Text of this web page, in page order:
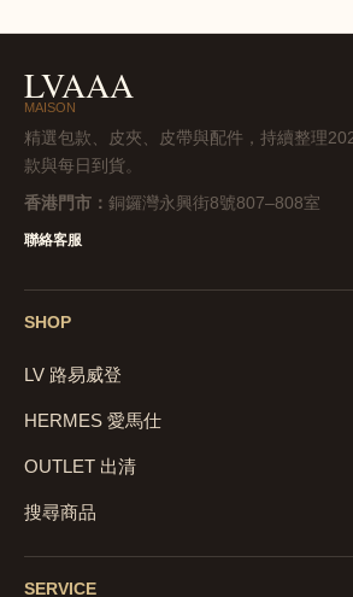
LVAAA
MAISON
精選包款、皮夾、皮帶與配件，持續整理
款與每日到貨。
香港門市： 銅鑼灣永興街8號807–808室
聯絡客服
SHOP
LV 路易威登
HERMES 愛馬仕
OUTLET 出清
搜尋商品
SERVICE